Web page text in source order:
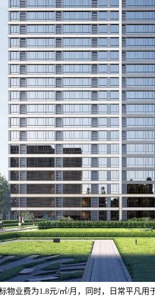
物业费为1.8元/㎡/月，同时，日常平凡用